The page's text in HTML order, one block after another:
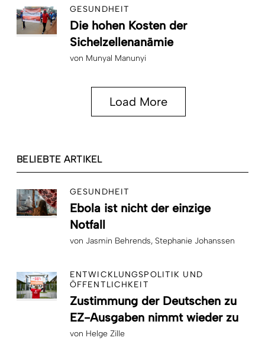
GESUNDHEIT
Die hohen Kosten der
Sichelzellenanämie
von Munyal Manunyi
Load More
BELIEBTE ARTIKEL
GESUNDHEIT
Ebola ist nicht der einzige
Notfall
von Jasmin Behrends Stephanie Johanssen
ENTWICKLUNGSPOLITIK UND
ÖFFENTLICHKEIT
Zustimmung der Deutschen zu
EZ-Ausgaben nimmt wieder zu
von Helge Zille